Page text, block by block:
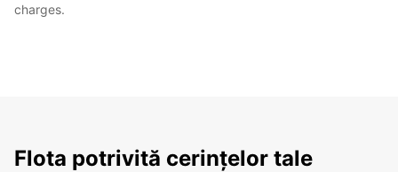
charges.
Flota potrivită cerințelor tale